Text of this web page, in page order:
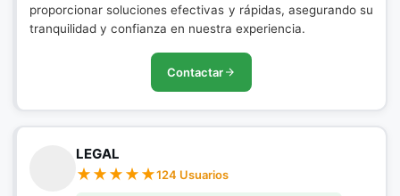
proporcionar soluciones efectivas y rápidas, asegurando su
tranquilidad y confianza en nuestra experiencia.
Contactar
LEGAL
124 Usuarios